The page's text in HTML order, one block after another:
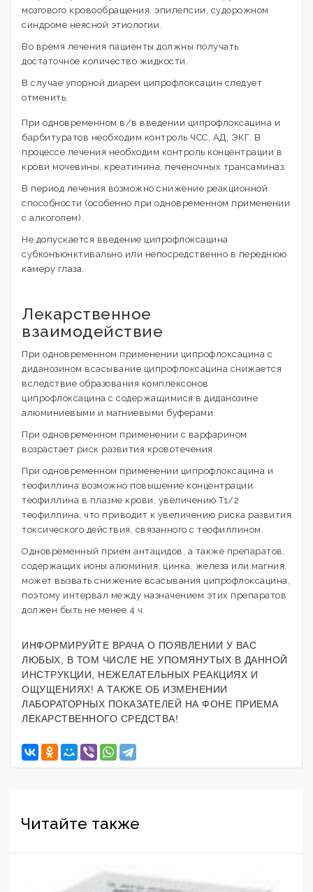
мозгового кровообращения, эпилепсии, судорожном
синдроме неясной этиологии.
Во время лечения пациенты должны получать
достаточное количество жидкости.
В случае упорной диареи ципрофлоксацин следует
отменить.
При одновременном в/в введении ципрофлоксацина и
барбитуратов необходим контроль ЧСС, АД, ЭКГ. В
процессе лечения необходим контроль концентрации в
крови мочевины, креатинина, печеночных трансаминаз.
В период лечения возможно снижение реакционной
способности (особенно при одновременном применении
с алкоголем).
Не допускается введение ципрофлоксацина
субконъюнктивально или непосредственно в переднюю
камеру глаза.
Лекарственное
взаимодействие
При одновременном применении ципрофлоксацина с
диданозином всасывание ципрофлоксацина снижается
вследствие образования комплексонов
ципрофлоксацина с содержащимися в диданозине
алюминиевыми и магниевыми буферами.
При одновременном применении с варфарином
возрастает риск развития кровотечения.
При одновременном применении ципрофлоксацина и
теофиллина возможно повышение концентрации
теофиллина в плазме крови, увеличению T1/2
теофиллина, что приводит к увеличению риска развития
токсического действия, связанного с теофиллином.
Одновременный прием антацидов, а также препаратов,
содержащих ионы алюминия, цинка, железа или магния,
может вызвать снижение всасывания ципрофлоксацина,
поэтому интервал между назначением этих препаратов
должен быть не менее 4 ч.
ИНФОРМИРУЙТЕ ВРАЧА О ПОЯВЛЕНИИ У ВАС
ЛЮБЫХ, В ТОМ ЧИСЛЕ НЕ УПОМЯНУТЫХ В ДАННОЙ
ИНСТРУКЦИИ, НЕЖЕЛАТЕЛЬНЫХ РЕАКЦИЯХ И
ОЩУЩЕНИЯХ! А ТАКЖЕ ОБ ИЗМЕНЕНИИ
ЛАБОРАТОРНЫХ ПОКАЗАТЕЛЕЙ НА ФОНЕ ПРИЕМА
ЛЕКАРСТВЕННОГО СРЕДСТВА!
Читайте также